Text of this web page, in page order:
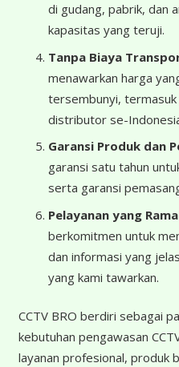
di gudang, pabrik, dan
kapasitas yang teruji.
Tanpa Biaya
menawarkan harga
tersembunyi,
distributor se-
Garansi Produk dan
garansi satu tahun
serta garansi
Pelayanan yang
berkomitmen untuk
dan informasi yang
yang kami tawarkan.
CCTV BRO berdiri sebagai
kebutuhan pengawasan
layanan profesional, produk